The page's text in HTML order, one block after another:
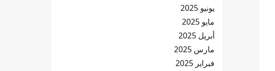
يونيو 2025
مايو 2025
أبريل 2025
مارس 2025
فبراير 2025